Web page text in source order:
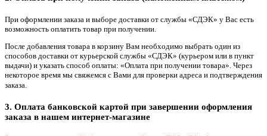
При оформлении заказа и выборе доставки от службы «СДЭК» у Вас есть
возможность оплатить товар при получении.
После добавления товара в корзину Вам необходимо выбрать один из
способов доставки от курьерской службы «СДЭК» (курьером или в пункт
выдачи) и указать способ оплаты: «Оплата при получении товара». Через
некоторое время мы свяжемся с Вами для проверки адреса и подтверждения
заказа.
3. Оплата банковской картой при завершении оформления
заказа в нашем интернет-магазине